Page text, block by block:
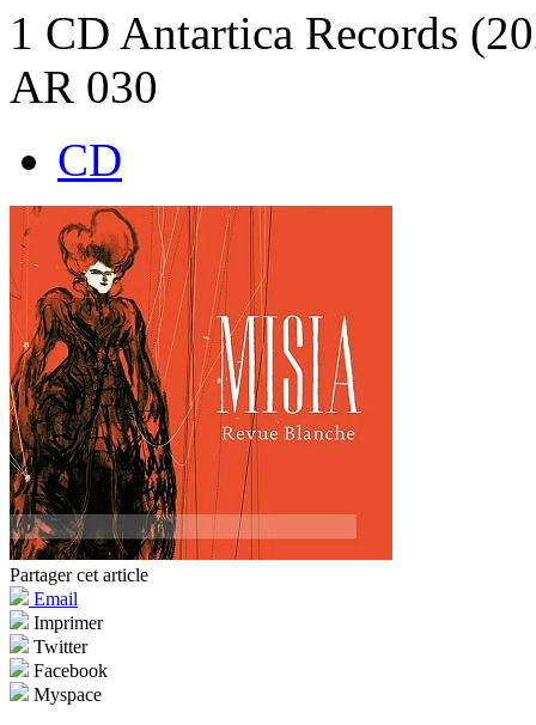
1 CD Antartica Records
AR 030
CD
Partager cet article
Email
Imprimer
Twitter
Facebook
Myspace